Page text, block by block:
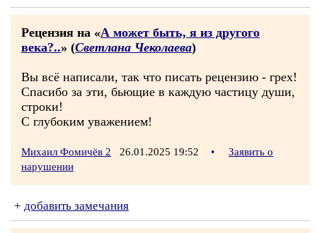
Рецензия на «А может быть, я из другого
века?..» (Светлана Чеколаева)
Вы всё написали, так что писать рецензию - грех!
Спасибо за эти, бьющие в каждую частицу души,
строки!
С глубоким уважением!
Михаил Фомичёв 2 26.01.2025 19:52 •
Заявить о
нарушении
+ добавить замечания